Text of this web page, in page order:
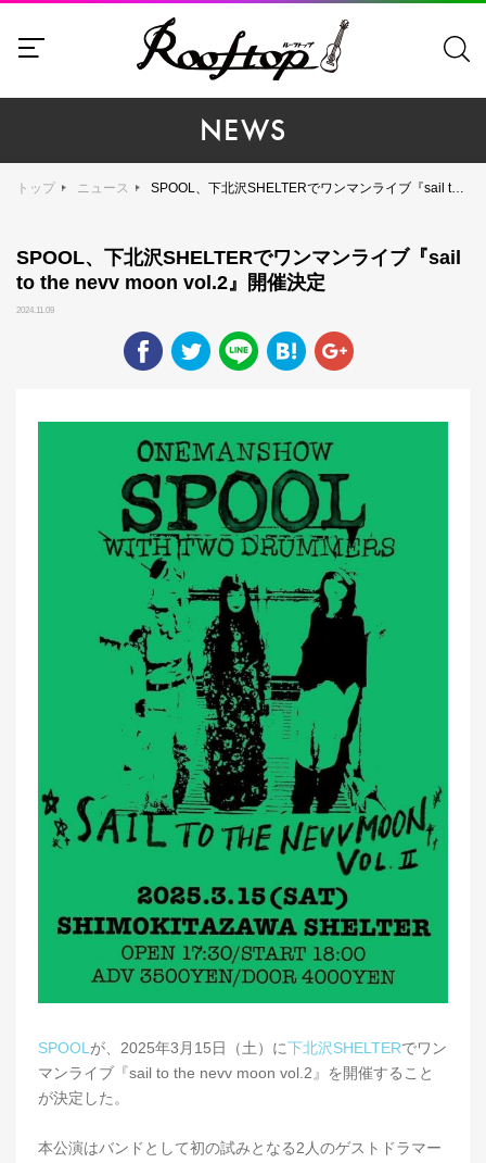
NEWS
トップ ニュース SPOOL、下北沢SHELTERでワンマンライブ『sail to the nevv moon vol.2』開催決定
SPOOL、下北沢SHELTERでワンマンライブ『sail
to the nevv moon vol.2』開催決定
2024.11.09
SPOOLが、2025年3月15日（土）に下北沢SHELTERでワン
マンライブ『sail to the nevv moon vol.2』を開催すること
が決定した。
本公演はバンドとして初の試みとなる2人のゲストドラマー